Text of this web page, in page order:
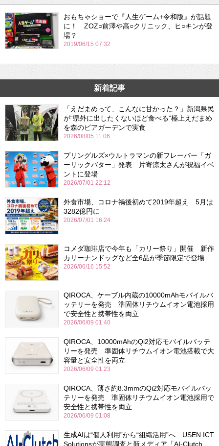
おもちゃショーで『人生ゲーム+令和版』が話題
に！ ZOZ○前澤や高○クリニック、ヒ○キンが登
場？
2019/06/15 07:32
新着記事
「えだまめって、こんなに甘かった？」新潟県民
が“県外に出したくないほど食べる”極上えだまめ
を森のビアガーデンで実食
2026/08/05 11:06
プリングルズ×ウルトラマンの新フレーバー「ガ
ーリックバター」発表 片寄涼太さんが祝福イベ
ントに登場
2026/07/01 22:12
外食市場、コロナ禍後初めて2019年超え 5月は
3282億円に
2026/07/01 16:24
コメダ珈琲店で今年も「カリー祭り」開催 新作
カリーナンドッグなど全6品が季節限定で登場
2026/06/16 15:52
QIROCA、ケーブル内蔵の10000mAhモバイルバ
ッテリーを発売 準固体リチウムイオン電池採用
で安全性と携帯性を両立
2026/06/09 01:40
QIROCA、10000mAhのQi2対応モバイルバッテ
リーを発売 準固体リチウムイオン電池搭載で大
容量と安全性を両立
2026/06/09 01:23
QIROCA、薄さ約8.3mmのQi2対応モバイルバッ
テリーを発売 準固体リチウムイオン電池採用で
安全性と携帯性を両立
2026/06/09 01:08
生成AIは“個人利用”から“組織活用”へ USEN ICT
Solutionsが実態調査と新メディア「AI-Clutch」